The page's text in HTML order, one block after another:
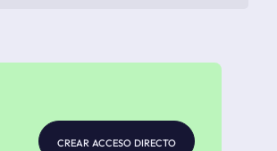
crear acceso directo